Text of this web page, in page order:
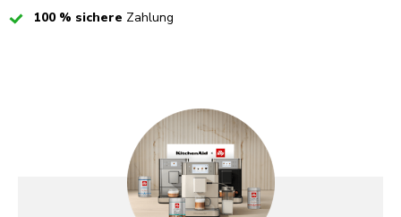
Checked100 % sichere Zahlung